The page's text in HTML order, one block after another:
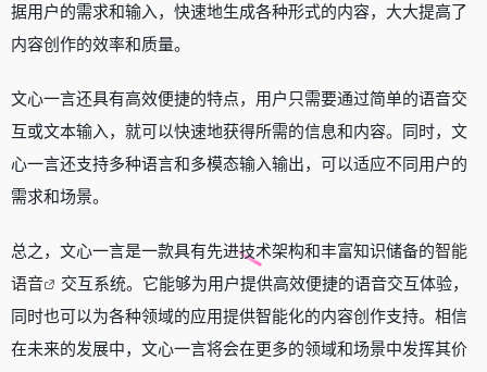
据用户的需求和输入，快速地生成各种形式的内容，大大提高了
内容创作的效率和质量。
文心一言还具有高效便捷的特点，用户只需要通过简单的语音交
互或文本输入，就可以快速地获得所需的信息和内容。同时，文
心一言还支持多种语言和多模态输入输出，可以适应不同用户的
需求和场景。
总之，文心一言是一款具有先进技术架构和丰富知识储备的智能
语音
交互系统。它能够为用户提供高效便捷的语音交互体验，
同时也可以为各种领域的应用提供智能化的内容创作支持。相信
在未来的发展中，文心一言将会在更多的领域和场景中发挥其价